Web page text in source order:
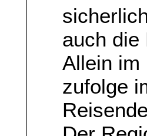
auch die
Allein im
zufolge